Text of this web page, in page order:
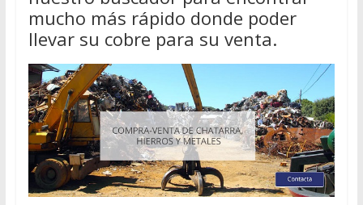
mucho más rápido donde poder
llevar su cobre para su venta.